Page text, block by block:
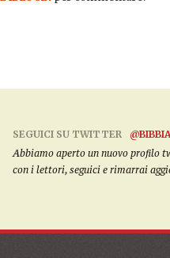
SEGUICI SU TWITTER
Abbiamo aperto un nuovo profilo
con i lettori, seguici e rimarrai